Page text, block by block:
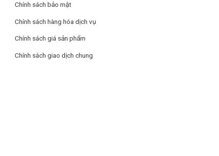
Chính sách bảo mật
Chính sách hàng hóa dịch vụ
Chính sách giá sản phẩm
Chính sách giao dịch chung